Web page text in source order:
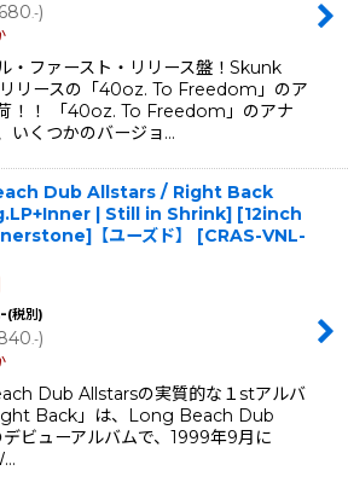
.-)
・ファースト・リリース盤！Skunk
リースの「40oz. To Freedom」のア
！！ 「40oz. To Freedom」のアナ
いくつかのバージョ…
Dub Allstars / Right Back
| Still in Shrink] [12inch
【ユーズド】
[CRAS-VNL-
(税別)
.-)
Dub Allstarsの実質的な１stアルバ
Back」は、Long Beach Dub
ビューアルバムで、1999年9月に